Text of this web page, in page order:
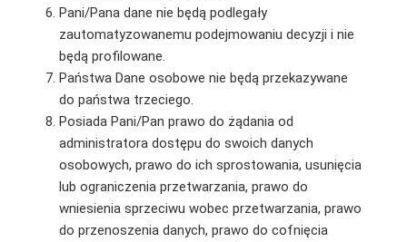
Pani/Pana dane nie będą podlegały
zautomatyzowanemu podejmowaniu decyzji i nie
będą profilowane.
Państwa Dane osobowe nie będą przekazywane
do państwa trzeciego.
Posiada Pani/Pan prawo do żądania od
administratora dostępu do swoich danych
osobowych, prawo do ich sprostowania, usunięcia
lub ograniczenia przetwarzania, prawo do
wniesienia sprzeciwu wobec przetwarzania, prawo
do przenoszenia danych, prawo do cofnięcia